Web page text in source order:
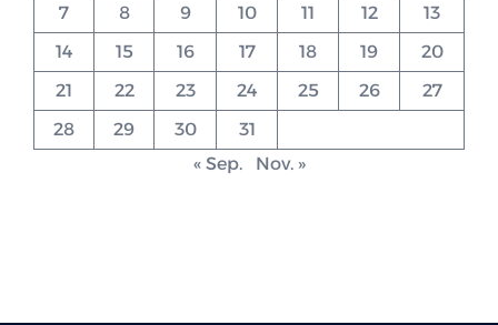
7
8 9 10 11 12
13
14
15 16 17 18 19
20
21
22 23 24 25 26
27
28
29 30
31
« Sep.
Nov. »